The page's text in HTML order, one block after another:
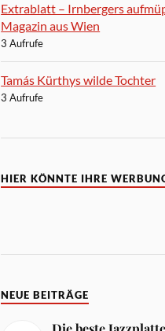
Extrablatt – Irnbergers
Magazin aus Wien
3 Aufrufe
Tamás Kürthys wilde Tochter
3 Aufrufe
HIER KÖNNTE IHRE
NEUE BEITRÄGE